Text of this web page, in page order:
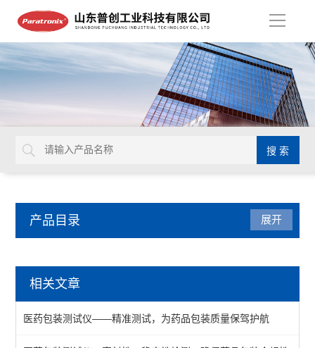
导
产品目录
牙本质片液压通透装置
染色仪
展开
相关文章
医药包装测试仪——精准测试，为药品包装质量保驾护航